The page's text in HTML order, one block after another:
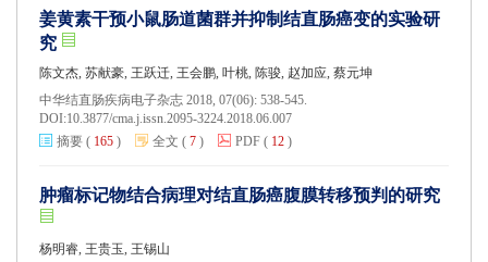
姜黄素干预小鼠肠道菌群并抑制结直肠癌变的实验研
究
陈文杰, 苏献豪, 王跃迁, 王会鹏, 叶桃, 陈骏, 赵加应, 蔡元坤
中华结直肠疾病电子杂志 2018, 07(06): 538-545.
DOI:10.3877/cma.j.issn.2095-3224.2018.06.007
摘要 ( 165 ) 全文 ( 7 ) PDF ( 12 )
肿瘤标记物结合病理对结直肠癌腹膜转移预判的研究
杨明睿, 王贵玉, 王锡山